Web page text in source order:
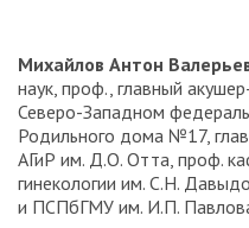
Михайлов Антон
наук, проф., главный
Северо-Западном
Родильного дома №17,
АГиР им. Д.О. Отта, проф.
гинекологии им. С.Н.
и ПСПбГМУ им. И.П.